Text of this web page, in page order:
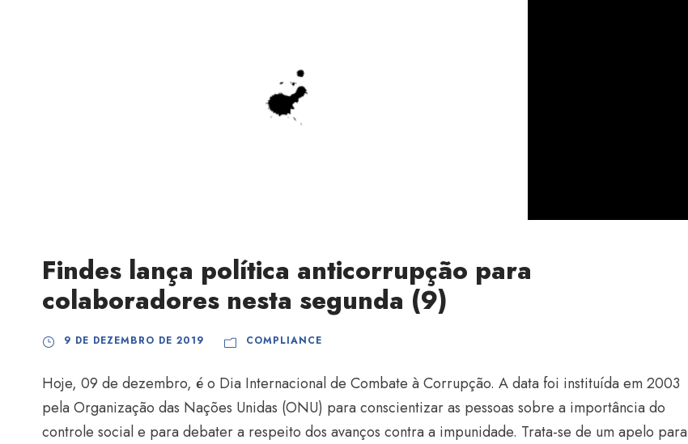
Findes lança política anticorrupção para
colaboradores nesta segunda (9)
9 DE DEZEMBRO DE 2019 COMPLIANCE
Hoje, 09 de dezembro, é o Dia Internacional de Combate à Corrupção. A data foi instituída em 2003
pela Organização das Nações Unidas (ONU) para conscientizar as pessoas sobre a importância do
controle social e para debater a respeito dos avanços contra a impunidade. Trata-se de um apelo para